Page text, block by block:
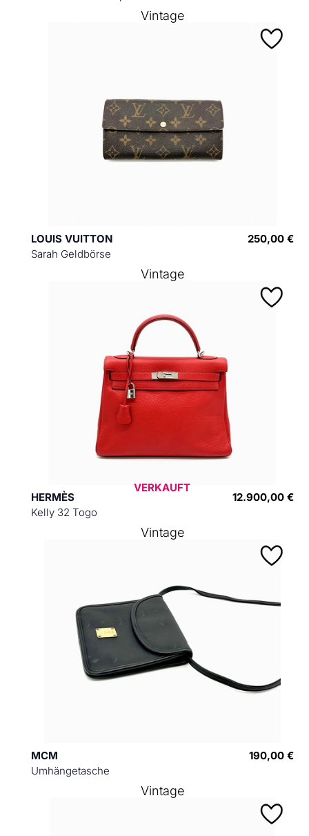
LOUIS VUITTON
Sarah Geldbörse
250,00 €
Vintage
HERMÈS
Kelly 32 Togo
12.900,00 €
VERKAUFT
Vintage
MCM
Umhängetasche
190,00 €
Vintage
Vintage